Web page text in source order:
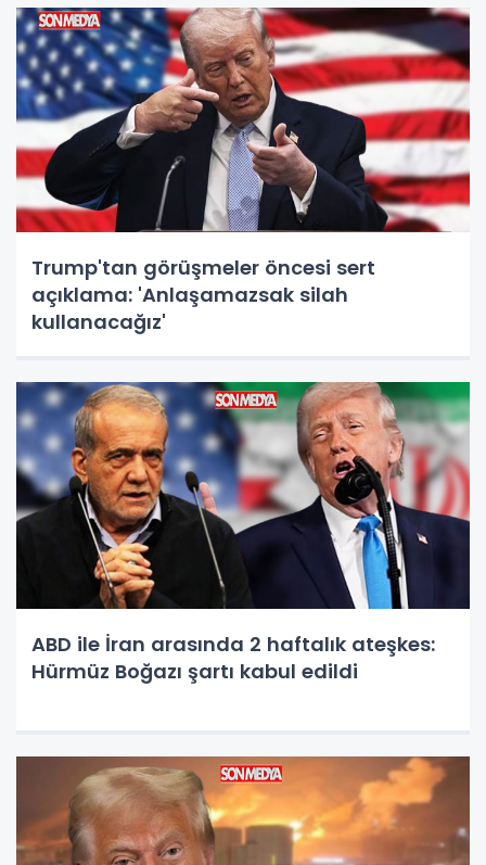
Trump'tan görüşmeler öncesi sert
açıklama: 'Anlaşamazsak silah
kullanacağız'
ABD ile İran arasında 2 haftalık ateşkes:
Hürmüz Boğazı şartı kabul edildi